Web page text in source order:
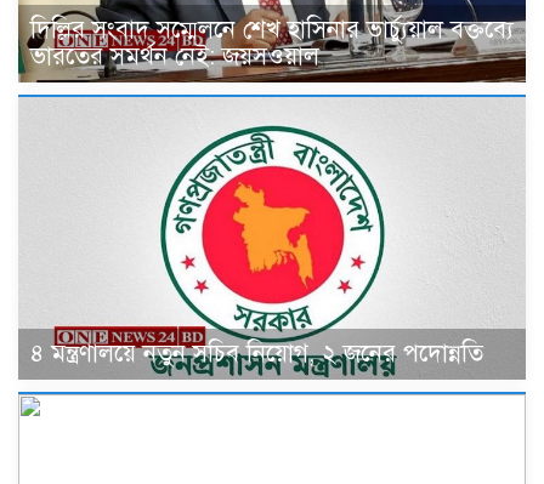
দিল্লির সংবাদ সম্মেলনে শেখ হাসিনার ভার্চ্যুয়াল বক্তব্যে
ভারতের সমর্থন নেই: জয়সওয়াল
৪ মন্ত্রণালয়ে নতুন সচিব নিয়োগ, ২ জনের পদোন্নতি